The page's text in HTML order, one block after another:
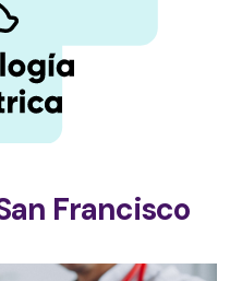
Francisco